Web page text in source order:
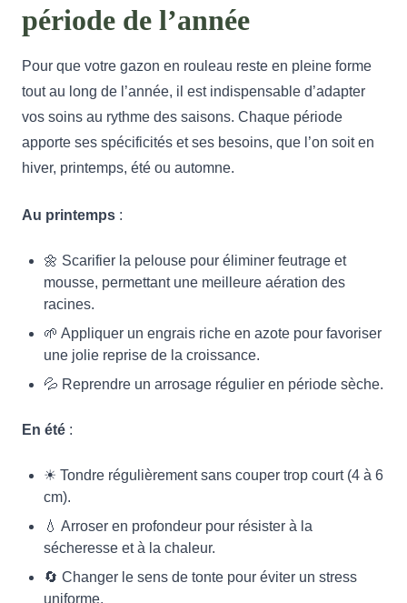
période de l’année
Pour que votre gazon en rouleau reste en pleine forme
tout au long de l’année, il est indispensable d’adapter
vos soins au rythme des saisons. Chaque période
apporte ses spécificités et ses besoins, que l’on soit en
hiver, printemps, été ou automne.
Au printemps :
🌼 Scarifier la pelouse pour éliminer feutrage et
mousse, permettant une meilleure aération des
racines.
🌱 Appliquer un engrais riche en azote pour favoriser
une jolie reprise de la croissance.
💦 Reprendre un arrosage régulier en période sèche.
En été :
☀ Tondre régulièrement sans couper trop court (4 à 6
cm).
💧 Arroser en profondeur pour résister à la
sécheresse et à la chaleur.
🔄 Changer le sens de tonte pour éviter un stress
uniforme.